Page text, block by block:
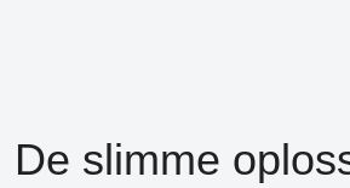
De slimme